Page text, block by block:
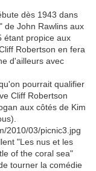
dès 1943 dans
de John Rawlins aux
étant propice aux
Robertson en fera
d'ailleurs avec
pourrait qualifier
Cliff Robertson
aux côtés de Kim
"Les nus et les
of the coral sea"
tourner la comédie